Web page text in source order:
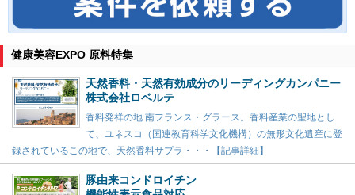
健康美容EXPO 原料特集
天然香料・天然有効成分のリーディングカンパニー
株式会社ロベルテ
香料発祥の地 南フランス・グラース。香料産業の聖地とし
て、ユネスコ（国連教育科学文化機構）の無形文化遺産に登
録されているこの地で、天然香料サプラ・・・【記事詳細】
豚由来コンドロイチン